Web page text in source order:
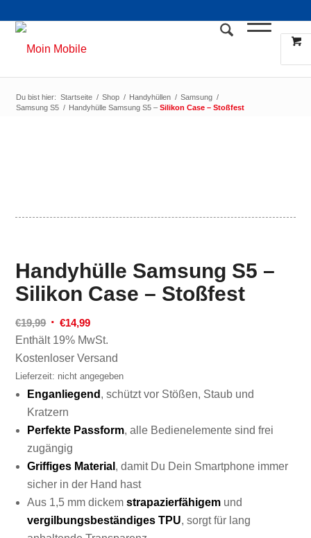
Du bist hier: Startseite / Shop / Handyhüllen / Samsung /
Samsung S5 / Handyhülle Samsung S5 –Silikon Case – Stoßfest
Handyhülle Samsung S5 –
Silikon Case – Stoßfest
€19,99 Ursprünglicher
Preis
war:
€19,99
€14,99Aktueller
Preis
ist:
€14,99.
Enthält 19% MwSt.
Kostenloser Versand
Lieferzeit: nicht angegeben
Enganliegend , schützt vor Stößen, Staub und
Kratzern
Perfekte Passform, alle Bedienelemente sind frei
zugängig
Griffiges Material , damit Du Dein Smartphone immer
sicher in der Hand hast
Aus 1,5 mm dickemstrapazierfähigem und
vergilbungsbeständiges TPU, sorgt für lang